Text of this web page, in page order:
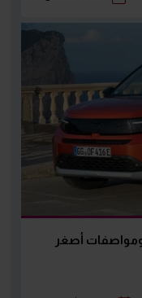
ومواصفات أصغر